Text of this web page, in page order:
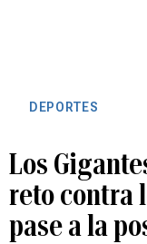
DEPORTES
Los
reto contra
pase a la